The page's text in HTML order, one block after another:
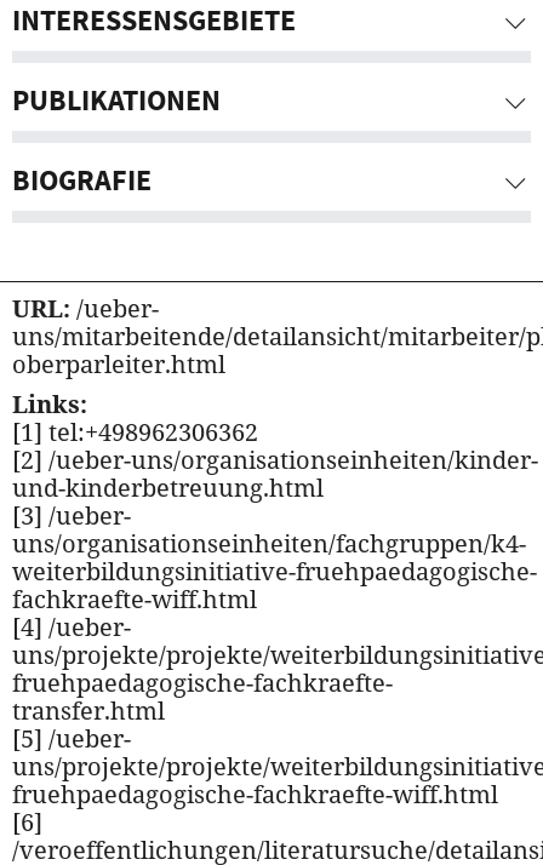
INTERESSENSGEBIETE
PUBLIKATIONEN
BIOGRAFIE
URL: /ueber-
uns/mitarbeitende/detailansicht/mitarbeiter/
oberparleiter.html
Links:
[1] tel:+498962306362
[2] /ueber-uns/organisationseinheiten/kinder-
und-kinderbetreuung.html
[3] /ueber-
uns/organisationseinheiten/fachgruppen/k4-
weiterbildungsinitiative-fruehpaedagogische-
fachkraefte-wiff.html
[4] /ueber-
uns/projekte/projekte/
fruehpaedagogische-fachkraefte-
transfer.html
[5] /ueber-
uns/projekte/projekte/
fruehpaedagogische-fachkraefte-wiff.html
[6]
/veroeffentlichungen/literatursuche/